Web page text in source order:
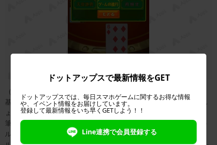
（筆者撮影）
基本の遊び方が理解できたところで、ローカルルールを設定しまし
ょう。
筆者が聞いたこともないルールがたくさんありました…。大富豪の
ルールは本当に多彩ですね。
ドットアップスで最新情報をGET
ドットアップスでは、毎日スマホゲームに関するお得な情報
や、イベント情報をお届けしています。
登録して最新情報をいち早くGETしよう！！
Line連携で会員登録する